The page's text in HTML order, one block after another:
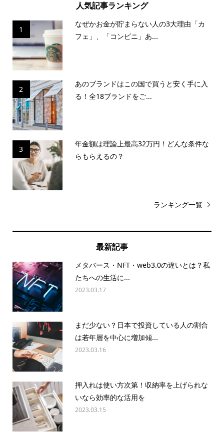
人気記事ランキング
1
なぜかお金が貯まらない人の3大理由「カ
フェ」、「コンビニ」あ...
2
あのブランドはこの国で買うと安く手に入
る！全18ブランドをご...
3
年金額は理論上最高32万円！どんな条件な
らもらえるの？
ランキング一覧
最新記事
メタバース・NFT・web3.0の違いとは？私
たちへの生活に...
2023.03.17
まだ少ない？日本で投資している人の割合
は若年層を中心に増加傾...
2023.03.16
押入れは使い方次第！収納率を上げられな
いなら効率的な活用を
2023.03.15